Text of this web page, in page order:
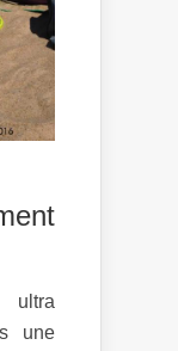
ultra
une